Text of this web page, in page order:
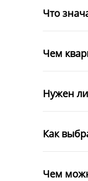
Что
Чем
Нужен
Как
Чем